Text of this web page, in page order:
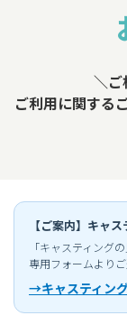
＼ご
ご利用に関する
【ご案内】キャ
「キャスティング
専用フォームより
→キャスティン